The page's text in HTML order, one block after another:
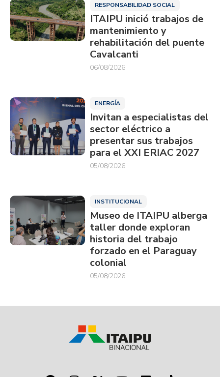
RESPONSABILIDAD SOCIAL
ITAIPU inició trabajos de
mantenimiento y
rehabilitación del puente
Cavalcanti
06/08/2026
ENERGÍA
Invitan a especialistas del
sector eléctrico a
presentar sus trabajos
para el XXI ERIAC 2027
05/08/2026
INSTITUCIONAL
Museo de ITAIPU alberga
taller donde exploran
historia del trabajo
forzado en el Paraguay
colonial
05/08/2026